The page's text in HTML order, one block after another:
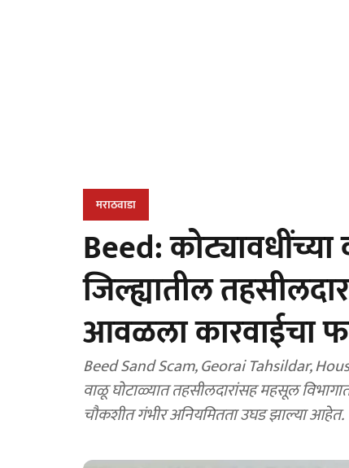
मराठवाडा
Beed: कोट्यावधींच्या
जिल्ह्यातील
आवळला कारवाईचा
Beed Sand Scam, Georai Tahsildar,
वाळू घोटाळ्यात तहसीलदारांसह महसूल
चौकशीत गंभीर अनियमितता उघड झाल्या आहेत.